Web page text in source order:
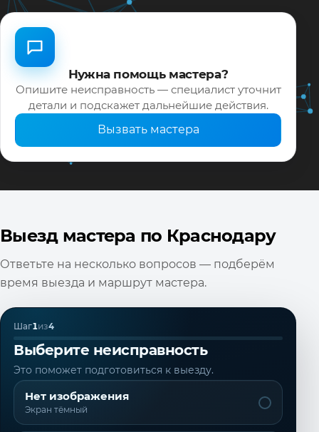
Нужна помощь мастера?
Опишите неисправность — специалист уточнит
детали и подскажет дальнейшие действия.
Вызвать мастера
Выезд мастера по Краснодару
Ответьте на несколько вопросов — подберём
время выезда и маршрут мастера.
Шаг1из4
Выберите неисправность
Это поможет подготовиться к выезду.
Нет изображения
Экран тёмный